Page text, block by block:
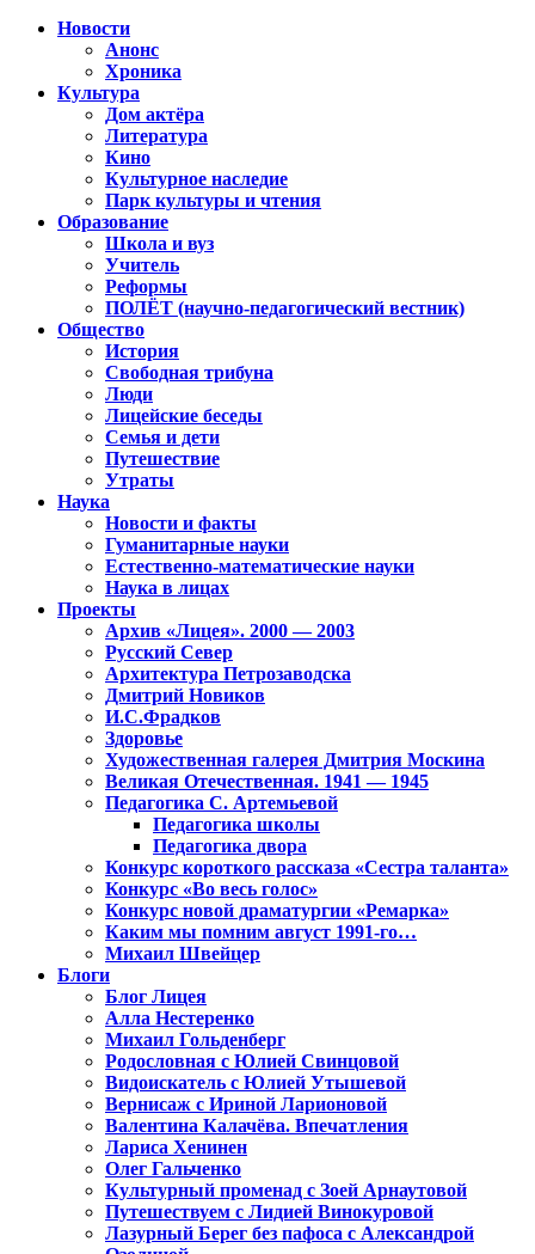
Новости
Анонс
Хроника
Культура
Дом актёра
Литература
Кино
Культурное наследие
Парк культуры и чтения
Образование
Школа и вуз
Учитель
Реформы
ПОЛЁТ (научно-педагогический вестник)
Общество
История
Свободная трибуна
Люди
Лицейские беседы
Семья и дети
Путешествие
Утраты
Наука
Новости и факты
Гуманитарные науки
Естественно-математические науки
Наука в лицах
Проекты
Архив «Лицея». 2000 — 2003
Русский Север
Архитектура Петрозаводска
Дмитрий Новиков
И.С.Фрадков
Здоровье
Художественная галерея Дмитрия Москина
Великая Отечественная. 1941 — 1945
Педагогика С. Артемьевой
Педагогика школы
Педагогика двора
Конкурс короткого рассказа «Сестра таланта»
Конкурс «Во весь голос»
Конкурс новой драматургии «Ремарка»
Каким мы помним август 1991-го…
Михаил Швейцер
Блоги
Блог Лицея
Алла Нестеренко
Михаил Гольденберг
Родословная с Юлией Свинцовой
Видоискатель с Юлией Утышевой
Вернисаж с Ириной Ларионовой
Валентина Калачёва. Впечатления
Лариса Хенинен
Олег Гальченко
Культурный променад с Зоей Арнаутовой
Путешествуем с Лидией Винокуровой
Лазурный Берег без пафоса с Александрой